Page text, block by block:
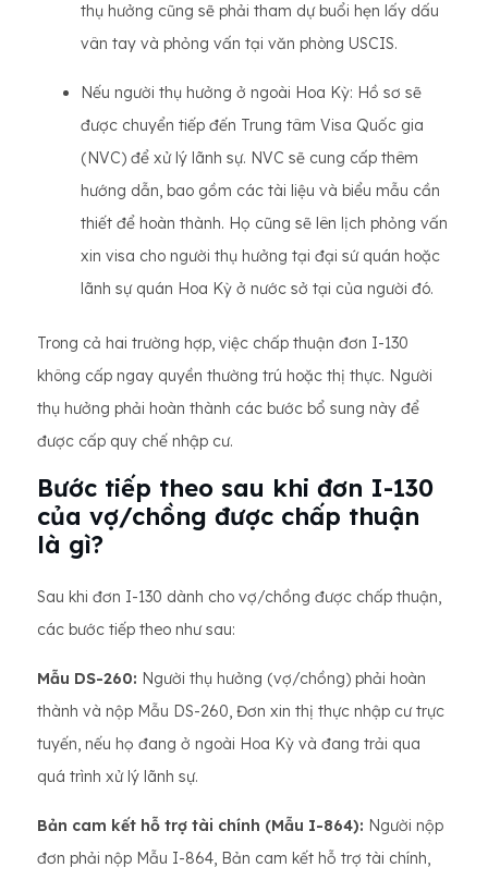
thụ hưởng cũng sẽ phải tham dự buổi hẹn lấy dấu
vân tay và phỏng vấn tại văn phòng USCIS.
Nếu người thụ hưởng ở ngoài Hoa Kỳ: Hồ sơ sẽ
được chuyển tiếp đến Trung tâm Visa Quốc gia
(NVC) để xử lý lãnh sự. NVC sẽ cung cấp thêm
hướng dẫn, bao gồm các tài liệu và biểu mẫu cần
thiết để hoàn thành. Họ cũng sẽ lên lịch phỏng vấn
xin visa cho người thụ hưởng tại đại sứ quán hoặc
lãnh sự quán Hoa Kỳ ở nước sở tại của người đó.
Trong cả hai trường hợp, việc chấp thuận đơn I-130
không cấp ngay quyền thường trú hoặc thị thực. Người
thụ hưởng phải hoàn thành các bước bổ sung này để
được cấp quy chế nhập cư.
Bước tiếp theo sau khi đơn I-130
của vợ/chồng được chấp thuận
là gì?
Sau khi đơn I-130 dành cho vợ/chồng được chấp thuận,
các bước tiếp theo như sau:
Mẫu DS-260: Người thụ hưởng (vợ/chồng) phải hoàn
thành và nộp Mẫu DS-260, Đơn xin thị thực nhập cư trực
tuyến, nếu họ đang ở ngoài Hoa Kỳ và đang trải qua
quá trình xử lý lãnh sự.
Bản cam kết hỗ trợ tài chính (Mẫu I-864): Người nộp
đơn phải nộp Mẫu I-864, Bản cam kết hỗ trợ tài chính,